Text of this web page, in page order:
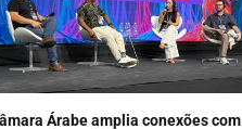
Árabe amplia conexões com